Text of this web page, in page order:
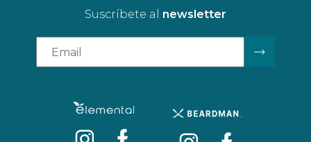
Suscríbete al newsletter